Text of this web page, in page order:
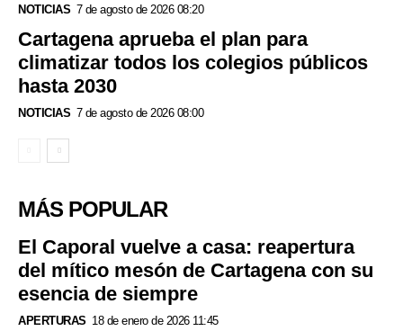
NOTICIAS 7 de agosto de 2026 08:20
Cartagena aprueba el plan para
climatizar todos los colegios públicos
hasta 2030
NOTICIAS 7 de agosto de 2026 08:00
MÁS POPULAR
El Caporal vuelve a casa: reapertura
del mítico mesón de Cartagena con su
esencia de siempre
APERTURAS 18 de enero de 2026 11:45